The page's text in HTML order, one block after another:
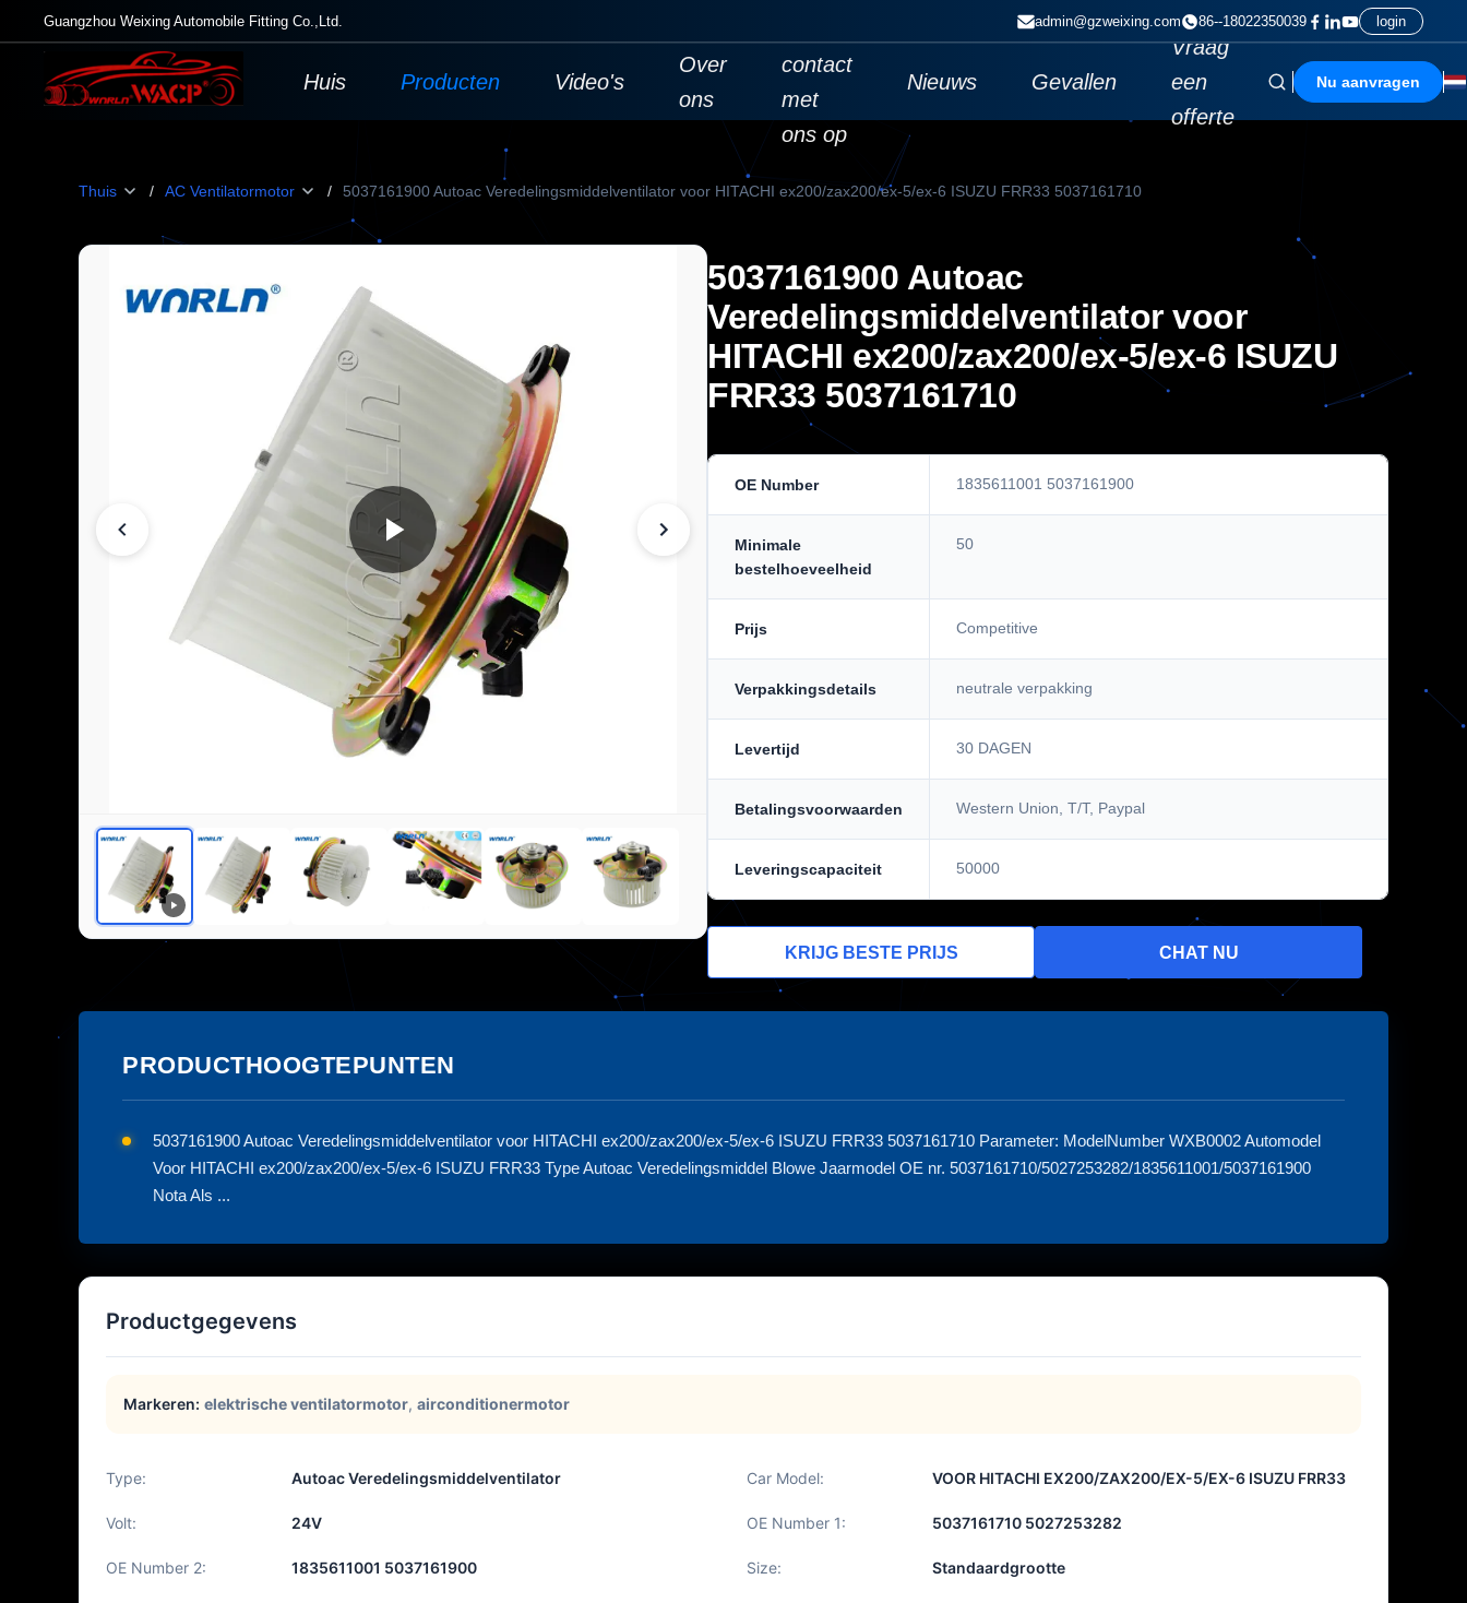
Guangzhou Weixing Automobile Fitting Co.,Ltd. admin@gzweixing.com 86--18022350039 login
Huis Producten Video's
Over
ons
contact
met
ons op
Nieuws Gevallen
Vraag
een
offerte
Nu aanvragen
Thuis / AC Ventilatormotor / 5037161900 Autoac Veredelingsmiddelventilator voor HITACHI ex200/zax200/ex-5/ex-6 ISUZU FRR33 5037161710
5037161900 Autoac
Veredelingsmiddelventilator voor
HITACHI ex200/zax200/ex-5/ex-6 ISUZU
FRR33 5037161710
OE Number 1835611001 5037161900
Minimale
bestelhoeveelheid
50
Prijs Competitive
Verpakkingsdetails neutrale verpakking
Levertijd 30 DAGEN
Betalingsvoorwaarden Western Union, T/T, Paypal
Leveringscapaciteit 50000
KRIJG BESTE PRIJS CHAT NU
PRODUCTHOOGTEPUNTEN
5037161900 Autoac Veredelingsmiddelventilator voor HITACHI ex200/zax200/ex-5/ex-6 ISUZU FRR33 5037161710 Parameter: ModelNumber WXB0002 Automodel
Voor HITACHI ex200/zax200/ex-5/ex-6 ISUZU FRR33 Type Autoac Veredelingsmiddel Blowe Jaarmodel OE nr. 5037161710/5027253282/1835611001/5037161900
Nota Als ...
Productgegevens
Markeren: elektrische ventilatormotor, airconditionermotor
Type: Autoac Veredelingsmiddelventilator Car Model: VOOR HITACHI EX200/ZAX200/EX-5/EX-6 ISUZU FRR33
Volt: 24V OE Number 1: 5037161710 5027253282
OE Number 2: 1835611001 5037161900 Size: Standaardgrootte